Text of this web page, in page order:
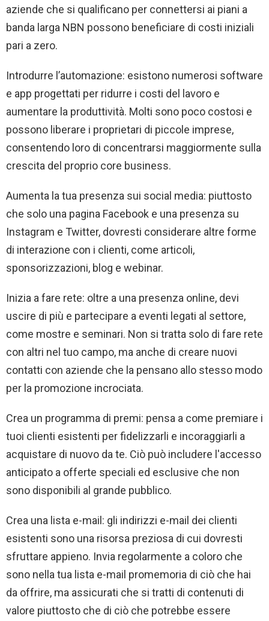
aziende che si qualificano per connettersi ai piani a
banda larga NBN possono beneficiare di costi iniziali
pari a zero.
Introdurre l’automazione: esistono numerosi software
e app progettati per ridurre i costi del lavoro e
aumentare la produttività. Molti sono poco costosi e
possono liberare i proprietari di piccole imprese,
consentendo loro di concentrarsi maggiormente sulla
crescita del proprio core business.
Aumenta la tua presenza sui social media: piuttosto
che solo una pagina Facebook e una presenza su
Instagram e Twitter, dovresti considerare altre forme
di interazione con i clienti, come articoli,
sponsorizzazioni, blog e webinar.
Inizia a fare rete: oltre a una presenza online, devi
uscire di più e partecipare a eventi legati al settore,
come mostre e seminari. Non si tratta solo di fare rete
con altri nel tuo campo, ma anche di creare nuovi
contatti con aziende che la pensano allo stesso modo
per la promozione incrociata.
Crea un programma di premi: pensa a come premiare i
tuoi clienti esistenti per fidelizzarli e incoraggiarli a
acquistare di nuovo da te. Ciò può includere l'accesso
anticipato a offerte speciali ed esclusive che non
sono disponibili al grande pubblico.
Crea una lista e-mail: gli indirizzi e-mail dei clienti
esistenti sono una risorsa preziosa di cui dovresti
sfruttare appieno. Invia regolarmente a coloro che
sono nella tua lista e-mail promemoria di ciò che hai
da offrire, ma assicurati che si tratti di contenuti di
valore piuttosto che di ciò che potrebbe essere